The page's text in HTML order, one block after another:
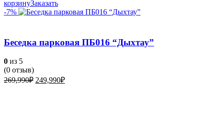
корзинуЗаказать
-7%
Беседка парковая ПБ016 “Дыхтау”
0 из 5
(0 отзыв)
269,990₽ Первоначальная
249,990₽Текущая